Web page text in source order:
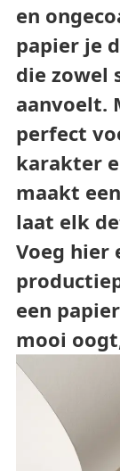
en
papier je
die zowel
aanvoelt.
perfect
karakter
maakt
laat elk
Voeg hier
een
mooi